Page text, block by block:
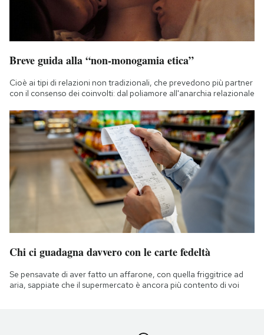
Breve guida alla “non-monogamia etica”
Cioè ai tipi di relazioni non tradizionali, che prevedono più partner
con il consenso dei coinvolti: dal poliamore all'anarchia relazionale
Chi ci guadagna davvero con le carte fedeltà
Se pensavate di aver fatto un affarone, con quella friggitrice ad
aria, sappiate che il supermercato è ancora più contento di voi